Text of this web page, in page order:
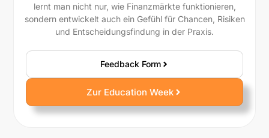
lernt man nicht nur, wie Finanzmärkte funktionieren,
sondern entwickelt auch ein Gefühl für Chancen, Risiken
und Entscheidungsfindung in der Praxis.
Zur Education Week
Feedback Form